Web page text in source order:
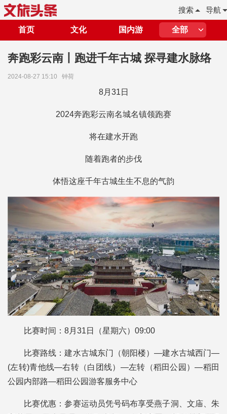
导航
搜索
首页 文化 国内游 全部
奔跑彩云南丨跑进千年古城 探寻建水脉络
2024-08-27 15:10 钟荷
8月31日
2024奔跑彩云南名城名镇领跑赛
将在建水开跑
随着跑者的步伐
体悟这座千年古城生生不息的气韵
比赛时间： 8月31日（星期六）09:00
比赛路线：建水古城东门（朝阳楼）—建水古城西门—
(左转)青他线—右转（白团线）—左转（稻田公园）—稻田
公园内部路—稻田公园游客服务中心
比赛优惠：参赛运动员凭号码布享受燕子洞、文庙、朱